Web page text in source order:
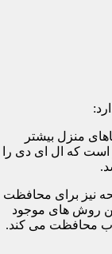
منزل بیشتر
است که ال ای دی را
نیز برای محافظت
روش های موجود
آب محافظت می کند.